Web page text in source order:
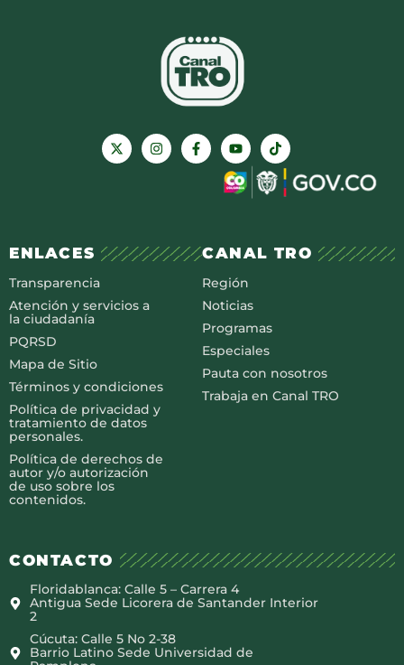
ENLACES
Transparencia
Atención y servicios a
la ciudadanía
PQRSD
Mapa de Sitio
Términos y condiciones
Política de privacidad y
tratamiento de datos
personales.
Política de derechos de
autor y/o autorización
de uso sobre los
contenidos.
CANAL TRO
Región
Noticias
Programas
Especiales
Pauta con nosotros
Trabaja en Canal TRO
CONTACTO
Floridablanca: Calle 5 – Carrera 4
Antigua Sede Licorera de Santander Interior
2
Cúcuta: Calle 5 No 2-38
Barrio Latino Sede Universidad de